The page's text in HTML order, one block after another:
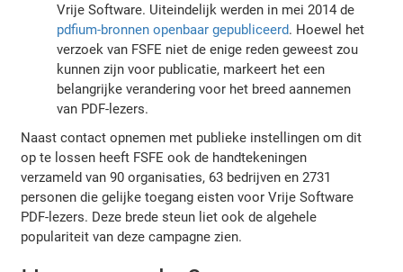
Vrije Software. Uiteindelijk werden in mei 2014 de
pdfium-bronnen openbaar gepubliceerd. Hoewel het
verzoek van FSFE niet de enige reden geweest zou
kunnen zijn voor publicatie, markeert het een
belangrijke verandering voor het breed aannemen
van PDF-lezers.
Naast contact opnemen met publieke instellingen om dit
op te lossen heeft FSFE ook de handtekeningen
verzameld van 90 organisaties, 63 bedrijven en 2731
personen die gelijke toegang eisten voor Vrije Software
PDF-lezers. Deze brede steun liet ook de algehele
populariteit van deze campagne zien.